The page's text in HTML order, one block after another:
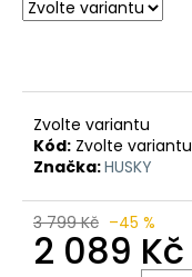
Zvolte variantu
Kód: Zvolte variantu
Značka:HUSKY
3 799 Kč –45 %
2 089 Kč
D
u
č
u